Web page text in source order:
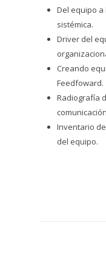
Del equipo a
sistémica.
Driver del
Creando
Feedfoward.
Radiografía
Inventario
del equipo.